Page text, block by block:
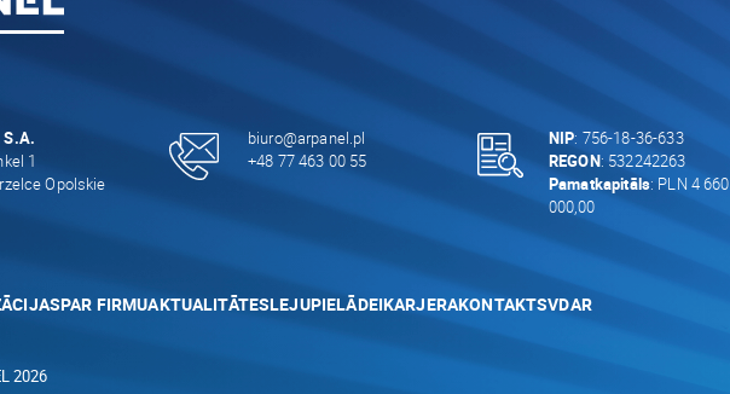
1
Opolskie
biuro@arpanel.pl
+48 77 463 00 55
NIP: 756-18-36-633
REGON: 532242263
Pamatkapitāls: PLN 4 660
000,00
PAR FIRMUAKTUALITĀTESLEJUPIELĀDEIKARJERAKONTAKTSVDAR
2026